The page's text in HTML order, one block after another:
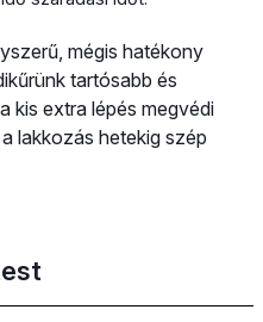
mégis hatékony
tartósabb és
kis extra lépés megvédi
lakkozás hetekig szép